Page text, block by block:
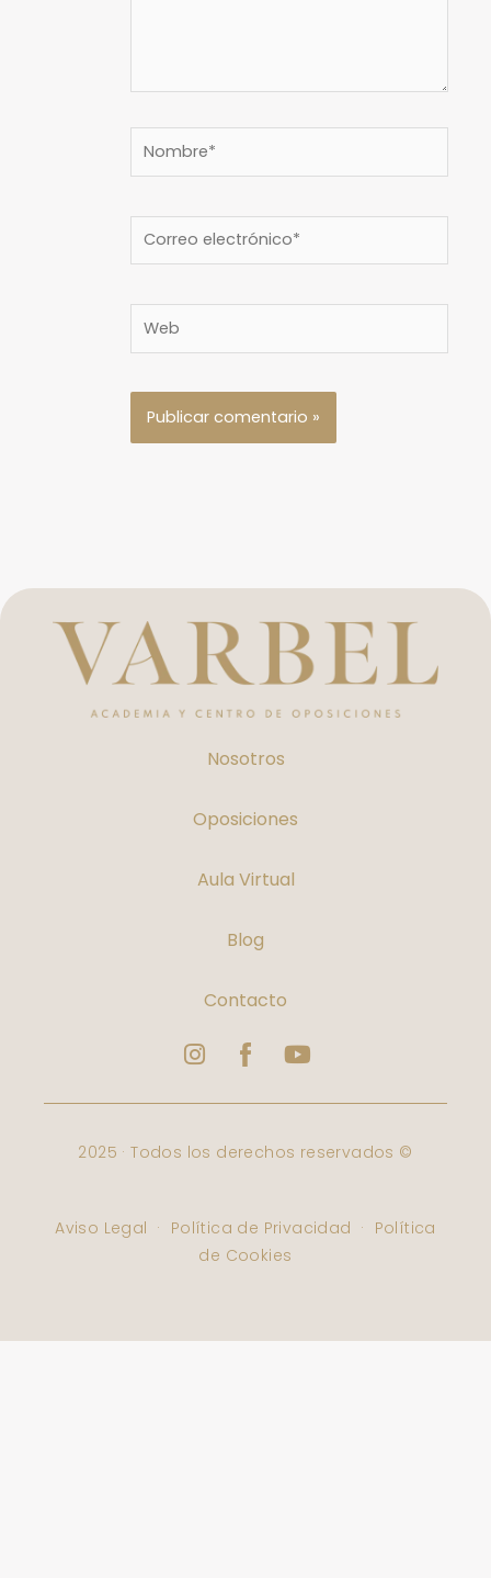
Nombre*
Correo
electrónico*
Nosotros
Oposiciones
Aula Virtual
Blog
Contacto
Instagram
Logo
Facebook
Youtube
2025 · Todos los derechos reservados ©
Aviso Legal · Política de Privacidad · Política
de Cookies